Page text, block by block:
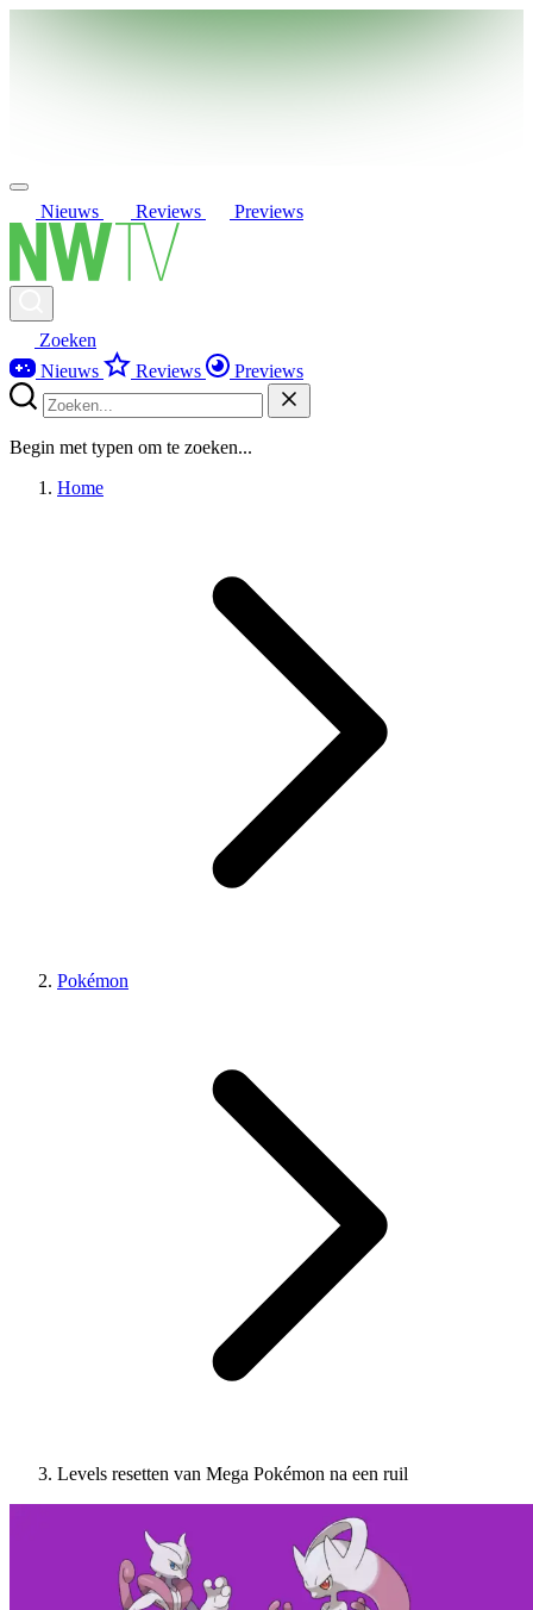
Nieuws Reviews Previews
Zoeken
Nieuws
Reviews Previews
Begin met typen om te zoeken...
Home
Pokémon
Levels resetten van Mega Pokémon na een ruil